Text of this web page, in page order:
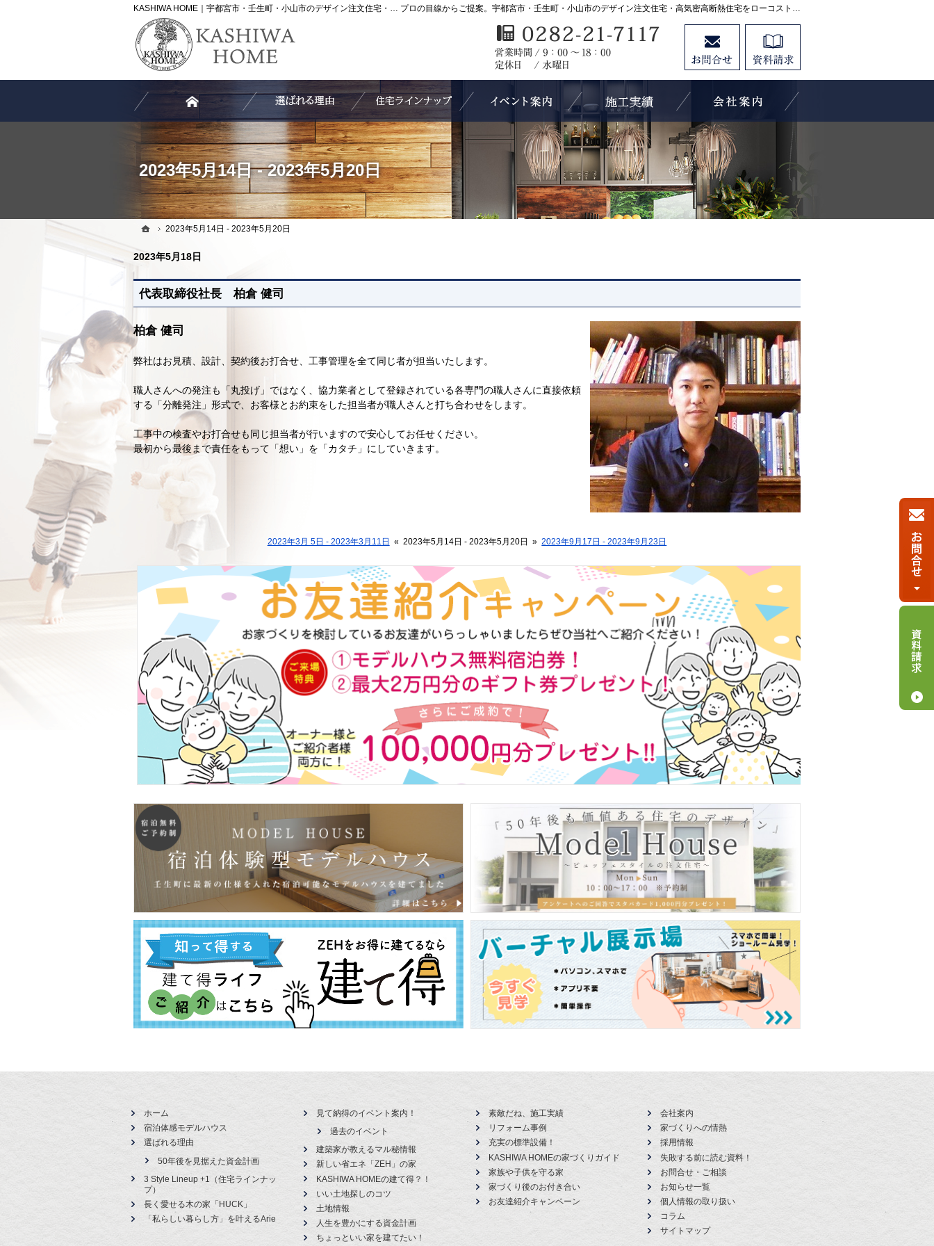
2023年5月14日 - 2023年5月20日
プロの目線からご提案。宇都宮市・壬生町・小山市のデザイン注文住宅・高気密高断熱住宅をローコストで高品質に手がける工務店なら当社へ。
KASHIWA HOME｜宇都宮市・壬生町・小山市のデザイン注文住宅・高気密高断熱住宅をローコストで手がける工務店カシワホーム
ホーム
2023年5月14日 - 2023年5月20日
2023年5月18日
代表取締役社長 柏倉 健司
柏倉 健司
弊社はお見積、設計、契約後お打合せ、工事管理を全て同じ者が担当いたします。
職人さんへの発注も「丸投げ」ではなく、協力業者として登録されている各専門の職人さんに直接依頼
する「分離発注」形式で、お客様とお約束をした担当者が職人さんと打ち合わせをします。
工事中の検査やお打合せも同じ担当者が行いますので安心してお任せください。
最初から最後まで責任をもって「想い」を「カタチ」にしていきます。
2023年3月 5日 - 2023年3月11日 « 2023年5月14日 - 2023年5月20日 » 2023年9月17日 - 2023年9月23日
ホーム2023年5月14日 - 2023年5月20日
0282-21-7117
営業時間9:00～18:00 定休日：水曜日
見て納得のイベント案内！
ホーム
宿泊体感モデルハウス
選ばれる理由
50年後を見据えた資金計画
3 Style Lineup +1（住宅ラインナッ
プ）
長く愛せる木の家「HUCK」
「私らしい暮らし方」を叶えるArie
見て納得のイベント案内！
過去のイベント
建築家が教えるマル秘情報
新しい省エネ「ZEH」の家
KASHIWA HOMEの建て得？！
いい土地探しのコツ
土地情報
人生を豊かにする資金計画
ちょっといい家を建てたい！
素敵だね、施工実績
リフォーム事例
充実の標準設備！
KASHIWA HOMEの家づくりガイド
家族や子供を守る家
家づくり後のお付き合い
お友達紹介キャンペーン
会社案内
家づくりへの情熱
採用情報
失敗する前に読む資料！
お問合せ・ご相談
お知らせ一覧
個人情報の取り扱い
コラム
サイトマップ